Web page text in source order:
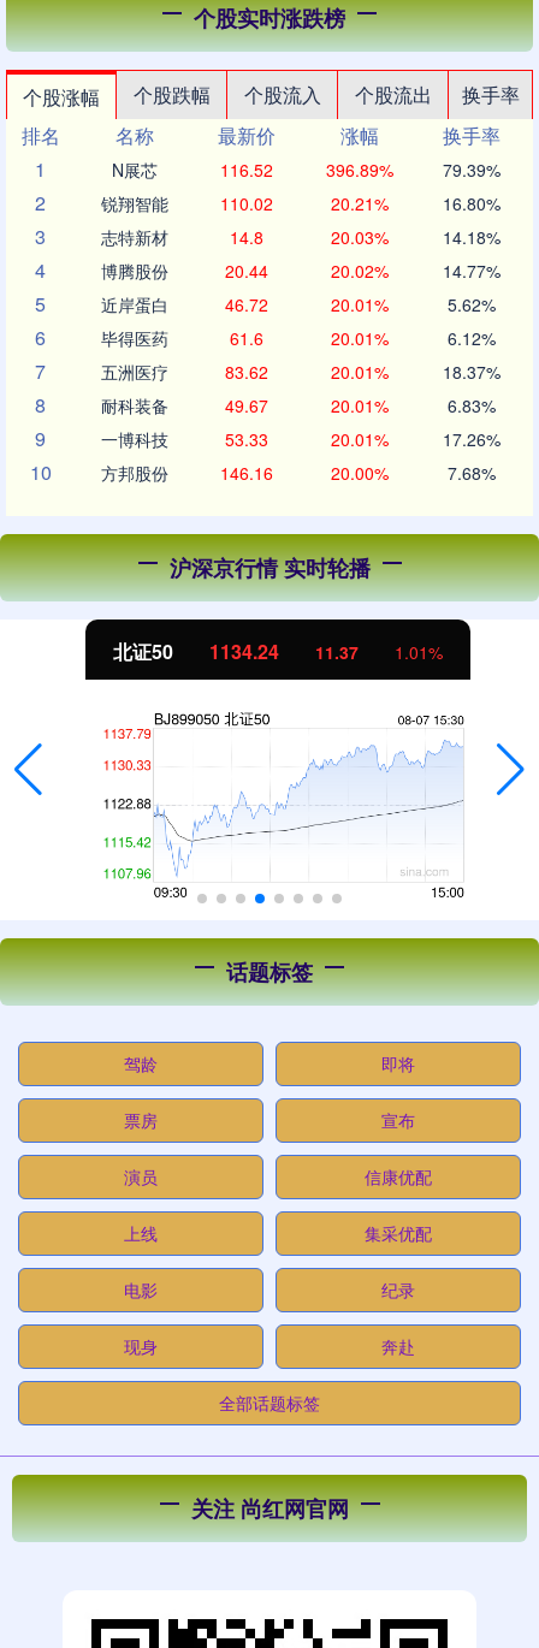
个股实时涨跌榜
个股涨幅 个股跌幅 个股流入 个股流出
换手率
排名
名称 最新价 涨幅
换手率
1
N展芯 116.52 396.89% 79.39%
2 锐翔智能 110.02 20.21% 16.80%
3 志特新材 14.8 20.03% 14.18%
4 博腾股份 20.44 20.02% 14.77%
5 近岸蛋白 46.72 20.01% 5.62%
6 毕得医药 61.6 20.01% 6.12%
7 五洲医疗 83.62 20.01% 18.37%
8 耐科装备 49.67 20.01% 6.83%
9 一博科技 53.33 20.01% 17.26%
10 方邦股份 146.16 20.00% 7.68%
沪深京行情 实时轮播
北证50 1134.24 11.37 1.01%
话题标签
驾龄 即将
票房 宣布
演员 信康优配
上线 集采优配
电影 纪录
现身 奔赴
全部话题标签
关注 尚红网官网